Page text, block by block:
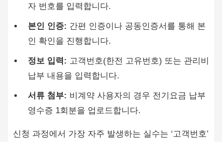
자 번호를 입력합니다.
본인 인증: 간편 인증이나 공동인증서를 통해 본
인 확인을 진행합니다.
정보 입력: 고객번호(한전 고유번호) 또는 관리비
납부 내용을 입력합니다.
서류 첨부: 비계약 사용자의 경우 전기요금 납부
영수증 1회분을 업로드합니다.
신청 과정에서 가장 자주 발생하는 실수는 ‘고객번호’